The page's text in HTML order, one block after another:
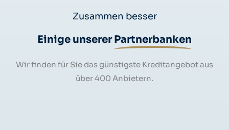
Zusammen besser
Einige unsererPartnerbanken
Wir finden für Sie das günstigste Kreditangebot aus
über 400 Anbietern.